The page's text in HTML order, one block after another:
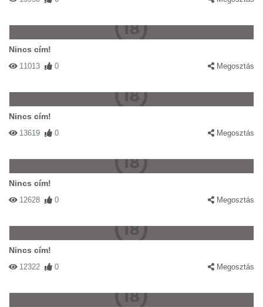
Nincs cím!
11013 0 Megosztás
Nincs cím!
13619 0 Megosztás
Nincs cím!
12628 0 Megosztás
Nincs cím!
12322 0 Megosztás